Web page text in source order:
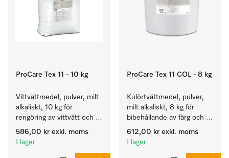
ProCare Tex 11 - 10 kg
Vittvättmedel, pulver, milt
alkaliskt, 10 kg för
rengöring av vittvätt och
färgäkta kulörtvätt.
586,00 kr exkl. moms
I lager
ProCare Tex 11 COL - 8 kg
Kulörtvättmedel, pulver,
milt alkaliskt, 8 kg för
bibehållande av färg och
rengöring av kulörtvätt.
612,00 kr exkl. moms
I lager